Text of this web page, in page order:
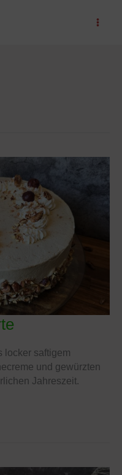
locker saftigem
und gewürzten
Jahreszeit.